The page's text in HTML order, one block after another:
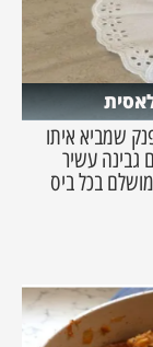
שמביא איתו
גבינה עשיר
מושלם בכל ביס